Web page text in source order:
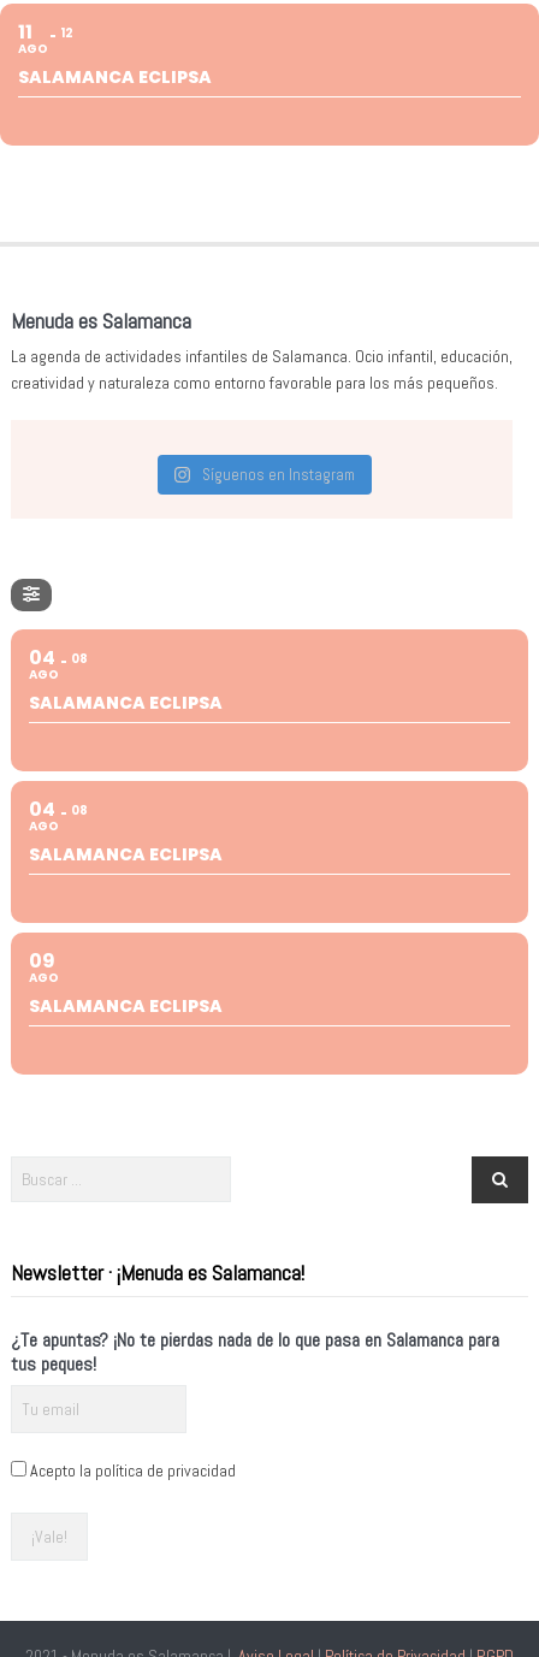
11
AGO
12
SALAMANCA ECLIPSA
Menuda es Salamanca
La agenda de actividades infantiles de Salamanca. Ocio infantil, educación,
creatividad y naturaleza como entorno favorable para los más pequeños.
Síguenos en Instagram
04
AGO
08
SALAMANCA ECLIPSA
04
AGO
08
SALAMANCA ECLIPSA
09
AGO
SALAMANCA ECLIPSA
Newsletter · ¡Menuda es Salamanca!
¿Te apuntas? ¡No te pierdas nada de lo que pasa en Salamanca para
tus peques!
Acepto la política de privacidad